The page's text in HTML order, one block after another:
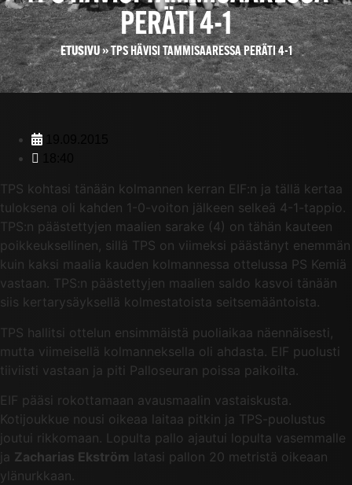
PERÄTI 4-1
ETUSIVU»TPS HÄVISI TAMMISAARESSA PERÄTI 4-1
TPS kohtasi tänään kolmannen kerran EIF:n ja tällä kertaa
tuloksena oli kahden 1-0-voiton jälkeen selkeä 4-1-tappio.
TPS:n päästettyjen maalien sarake (4) on tähän kauteen
poikkeuksellinen, sillä TPS on viimeksi päästänyt enemmän
kuin kaksi maalia kauden kolmannessa ottelussa PS Kemiä
vastaan. TPS:n päästettyjen maalien saldo kasvoi tänään
siis kertarysäyksellä kolmestatoista seitsemääntoista.
TPS hallitsi ottelun ensimmäistä puoliaikaa näennäisesti,
mutta viimeisellä kolmanneksella oli ahdasta. EIF puolusti
tiiviisti vastaan ja piti Palloseuran poissa paikoilta.
EIF pääsi rokottamaan avausmaalin vastaiskusta.
Kotijoukkue nousi oikeaa laitaa pitkin ja TPS-puolustus
joutui rikkomaan. Lopulta pallo ajautui lopulta vasemmalle
ja Zacharias Ekström latasi pallon 20 metristä oikeaan
ylänurkkaan.